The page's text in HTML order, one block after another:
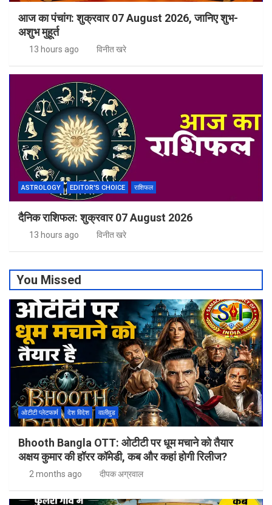
आज का पंचांग: शुक्रवार 07 August 2026, जानिए शुभ-
अशुभ मुहूर्त
13 hours ago विनीत खरे
ASTROLOGY EDITOR'S CHOICE राशिफल
दैनिक राशिफल: शुक्रवार 07 August 2026
13 hours ago विनीत खरे
You Missed
ओटीटी प्लेटफार्म देश विदेश वालीवुड
Bhooth Bangla OTT: ओटीटी पर धूम मचाने को तैयार
अक्षय कुमार की हॉरर कॉमेडी, कब और कहां होगी रिलीज?
2 months ago दीपक अग्रवाल